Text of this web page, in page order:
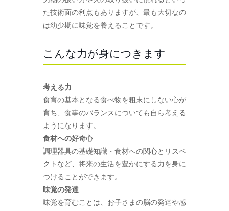
た技術面の利点もありますが、最も大切なの
は幼少期に味覚を養えることです。
こんな力が身につきます
考える力
食育の基本となる食べ物を粗末にしない心が
育ち、食事のバランスについても自ら考える
ようになります。
食材への好奇心
調理器具の基礎知識・食材への関心とリスペ
クトなど、将来の生活を豊かにする力を身に
つけることができます。
味覚の発達
味覚を育むことは、お子さまの脳の発達や感